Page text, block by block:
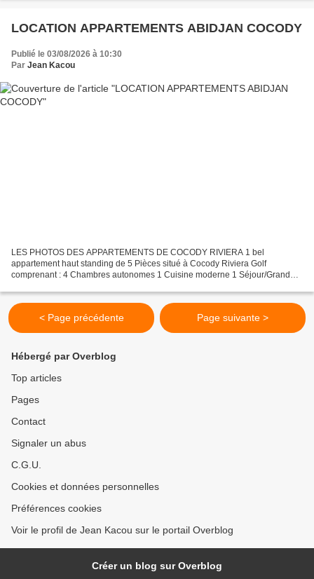
LOCATION APPARTEMENTS ABIDJAN COCODY
Publié le 03/08/2026 à 10:30
Par Jean Kacou
LES PHOTOS DES APPARTEMENTS DE COCODY RIVIERA 1 bel
appartement haut standing de 5 Pièces situé à Cocody Riviera Golf
comprenant : 4 Chambres autonomes 1 Cuisine moderne 1 Séjour/Grand
< Page précédente Page suivante >
Hébergé par Overblog
Top articles
Pages
Contact
Signaler un abus
C.G.U.
Cookies et données personnelles
Préférences cookies
Voir le profil de Jean Kacou sur le portail Overblog
Créer un blog sur Overblog